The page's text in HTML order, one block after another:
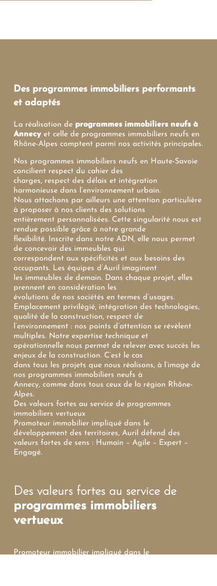
T2
Oui, je souhaite être alerté(e) des
opportunités immobilières d’AURIL.
Je peux me désabonner à tout
Des programmes immobiliers performants
et adaptés
La réalisation de programmes immobiliers neufs à
Annecy et celle de programmes immobiliers neufs en
Rhône-Alpes comptent parmi nos activités principales.
Nos programmes immobiliers neufs en Haute-Savoie
concilient respect du cahier des
charges, respect des délais et intégration
harmonieuse dans l’environnement urbain.
Nous attachons par ailleurs une attention particulière
à proposer à nos clients des solutions
entièrement personnalisées. Cette singularité nous est
rendue possible grâce à notre grande
flexibilité. Inscrite dans notre ADN, elle nous permet
de concevoir des immeubles qui
correspondent aux spécificités et aux besoins des
occupants. Les équipes d’Auril imaginent
les immeubles de demain. Dans chaque projet, elles
prennent en considération les
évolutions de nos sociétés en termes d’usages.
Emplacement privilégié, intégration des technologies,
qualité de la construction, respect de
l’environnement : nos points d’attention se révèlent
multiples. Notre expertise technique et
opérationnelle nous permet de relever avec succès les
enjeux de la construction. C’est le cas
dans tous les projets que nous réalisons, à l’image de
nos programmes immobiliers neufs à
Annecy, comme dans tous ceux de la région Rhône-
Alpes.
Des valeurs fortes au service de programmes
immobiliers vertueux
Promoteur immobilier impliqué dans le
développement des territoires, Auril défend des
valeurs fortes de sens : Humain – Agile – Expert –
Engagé.
Des valeurs fortes au service de
programmes immobiliers
vertueux
Promoteur immobilier impliqué dans le